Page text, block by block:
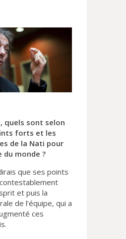
quels sont selon
forts et les
de la Nati pour
du monde ?
que ses points
et puis la
de l’équipe, qui a
ces